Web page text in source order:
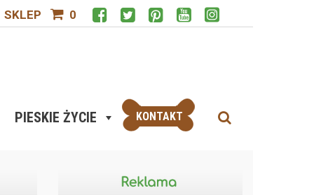
SKLEP 0
PIESKIE ŻYCIE KONTAKT